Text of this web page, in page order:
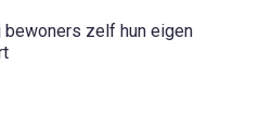
zelf hun eigen